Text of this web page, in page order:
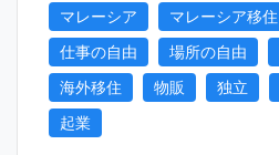
マレーシア
マレーシア移住
仕事の自由
場所の自由
海外移住
物販 独立
起業